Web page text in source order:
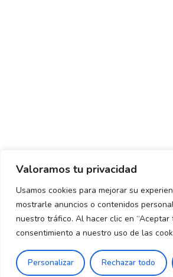
Valoramos tu privacidad
Usamos cookies para mejorar su
mostrarle anuncios o contenidos
nuestro tráfico. Al hacer clic en “Aceptar
consentimiento a nuestro uso de las
Personalizar Rechazar todo
Política de envío y devoluciones
Uso de cookies Aviso legal
Declaración de